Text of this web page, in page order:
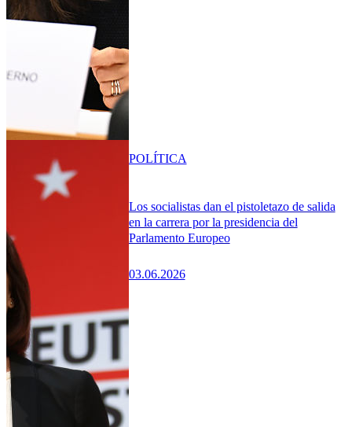
Los socialistas dan el pistoletazo de salida
en la carrera por la presidencia del
Parlamento Europeo
03.06.2026
POLÍTICA